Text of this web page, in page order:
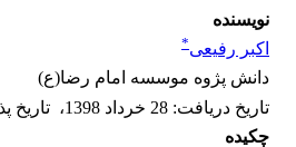
نویسنده
اکبر رفیعی*
دانش پژوه موسسه امام رضا(ع)
تاریخ دریافت: 28 خرداد 1398 ، تاریخ
چکیده